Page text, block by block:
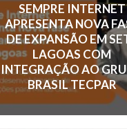
SEMPRE INTERNET
APRESENTA NOVA
DE EXPANSÃO EM
LAGOAS COM
INTEGRAÇÃO AO
BRASIL TECPAR